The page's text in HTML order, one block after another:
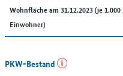
Wohnfläche am 31.12.2023 (je
Einwohner)
PKW-Bestand